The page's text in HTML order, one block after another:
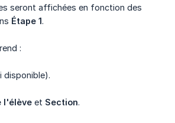
seront affichées en fonction des
Étape 1.
:
disponible).
l'élève et Section.